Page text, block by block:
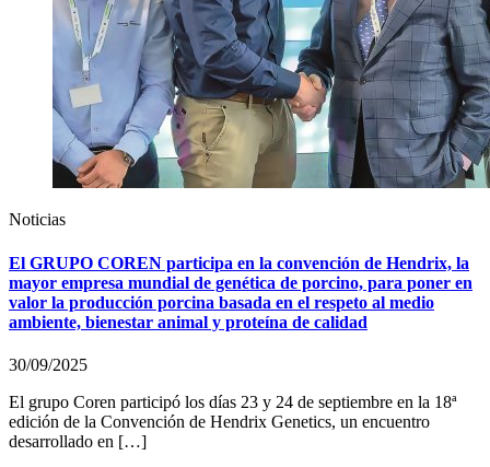
Noticias
El GRUPO COREN participa en la convención de Hendrix, la
mayor empresa mundial de genética de porcino, para poner en
valor la producción porcina basada en el respeto al medio
ambiente, bienestar animal y proteína de calidad
30/09/2025
El grupo Coren participó los días 23 y 24 de septiembre en la 18ª
edición de la Convención de Hendrix Genetics, un encuentro
desarrollado en […]